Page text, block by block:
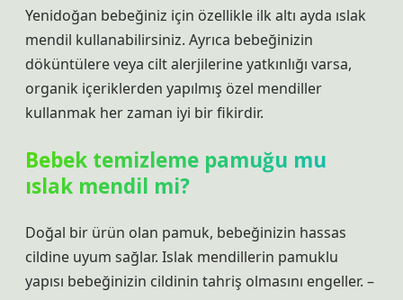
Yenidoğan bebeğiniz için özellikle ilk altı ayda ıslak
mendil kullanabilirsiniz. Ayrıca bebeğinizin
döküntülere veya cilt alerjilerine yatkınlığı varsa,
organik içeriklerden yapılmış özel mendiller
kullanmak her zaman iyi bir fikirdir.
Bebek temizleme pamuğu mu
ıslak mendil mi?
Doğal bir ürün olan pamuk, bebeğinizin hassas
cildine uyum sağlar. Islak mendillerin pamuklu
yapısı bebeğinizin cildinin tahriş olmasını engeller. –